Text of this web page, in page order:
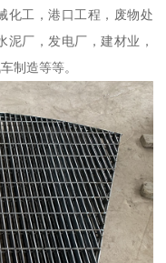
化工，港口工程，废物处
厂，发电厂，建材业，
制造等等。